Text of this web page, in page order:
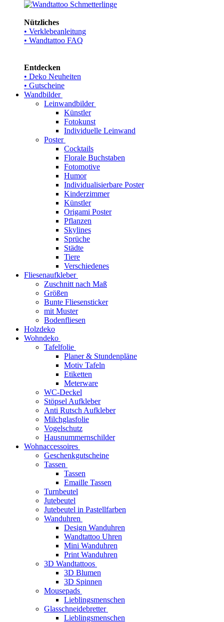
Nützliches
• Verklebeanleitung
• Wandtattoo FAQ
Entdecken
• Deko Neuheiten
• Gutscheine
Wandbilder
Leinwandbilder
Künstler
Fotokunst
Individuelle Leinwand
Poster
Cocktails
Florale Buchstaben
Fotomotive
Humor
Individualisierbare Poster
Kinderzimmer
Künstler
Origami Poster
Pflanzen
Skylines
Sprüche
Städte
Tiere
Verschiedenes
Fliesenaufkleber
Zuschnitt nach Maß
Größen
Bunte Fliesensticker
mit Muster
Bodenfliesen
Holzdeko
Wohndeko
Tafelfolie
Planer & Stundenpläne
Motiv Tafeln
Etiketten
Meterware
WC-Deckel
Stöpsel Aufkleber
Anti Rutsch Aufkleber
Milchglasfolie
Vogelschutz
Hausnummernschilder
Wohnaccessoires
Geschenkgutscheine
Tassen
Tassen
Emaille Tassen
Turnbeutel
Jutebeutel
Jutebeutel in Pastellfarben
Wanduhren
Design Wanduhren
Wandtattoo Uhren
Mini Wanduhren
Print Wanduhren
3D Wandtattoos
3D Blumen
3D Spinnen
Mousepads
Lieblingsmenschen
Glasschneidebretter
Lieblingsmenschen